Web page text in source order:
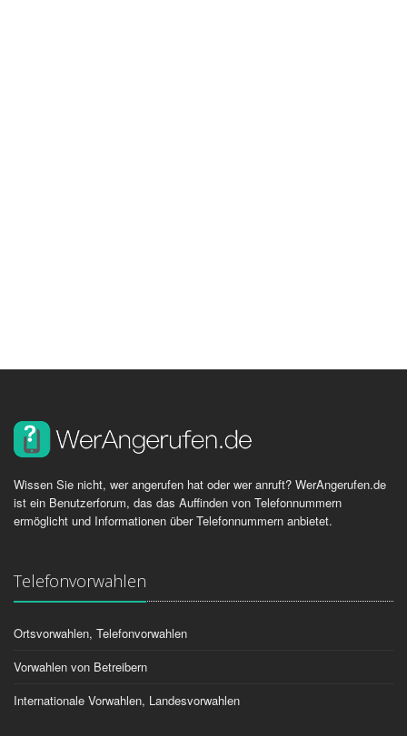
Wissen Sie nicht, wer angerufen hat oder wer anruft? WerAngerufen.de
ist ein Benutzerforum, das das Auffinden von Telefonnummern
ermöglicht und Informationen über Telefonnummern anbietet.
Telefonvorwahlen
Ortsvorwahlen, Telefonvorwahlen
Vorwahlen von Betreibern
Internationale Vorwahlen, Landesvorwahlen